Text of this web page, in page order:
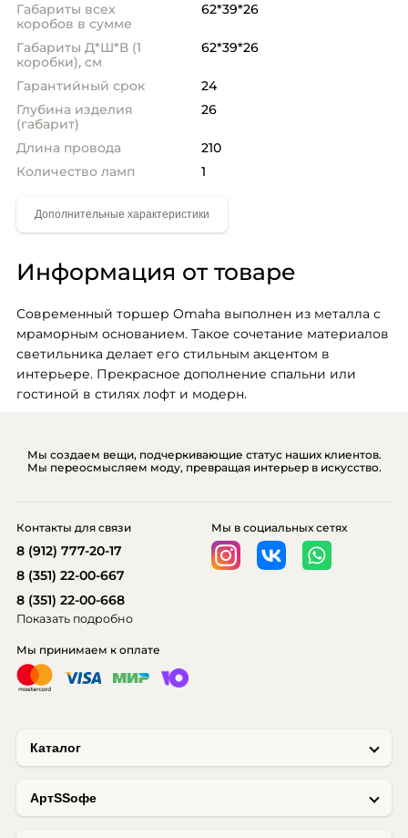
Габариты всех
коробов в сумме
62*39*26
Габариты Д*Ш*В (1
коробки), см
62*39*26
Гарантийный срок
24
Глубина изделия
(габарит)
26
Длина провода
210
Количество ламп
1
Информация от товаре
Современный торшер Omaha выполнен из металла с
мраморным основанием. Такое сочетание материалов
светильника делает его стильным акцентом в
интерьере. Прекрасное дополнение спальни или
гостиной в стилях лофт и модерн.
Мы создаем вещи, подчеркивающие статус наших клиентов.
Мы переосмысляем моду, превращая интерьер в искусство.
Каталог
AртSSофе
Мы принимаем к оплате
Мы в социальных сетях
Контакты для связи
8 (912) 777-20-17
8 (351) 22-00-667
8 (351) 22-00-668
Показать подробно